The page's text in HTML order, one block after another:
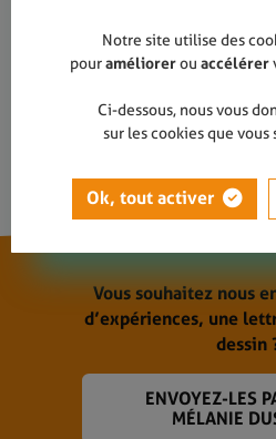
ÉTAPE SUIVANTE
Vous souhaitez nous
d’expériences, une
dessin
ENVOYEZ-LES
MÉLANIE
Notre site utilise des
pouraméliorerou accélérer
Ci-dessous, nous vous
sur les cookies que
Ok, tout activer